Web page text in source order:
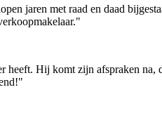
jaren met raad en daad
Hij komt zijn afspraken na,